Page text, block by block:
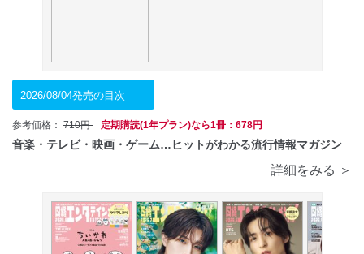
2026/08/04発売の目次
参考価格： 710円 定期購読(1年プラン)なら1冊：678円
音楽・テレビ・映画・ゲーム…ヒットがわかる流行情報マガジン
詳細をみる ＞